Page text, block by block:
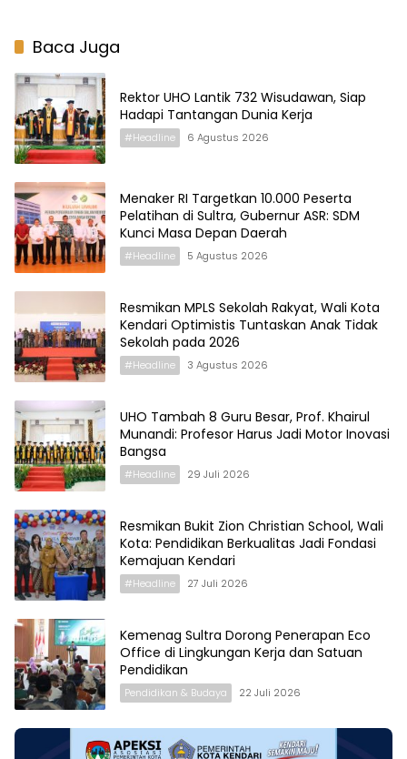
Baca Juga
Rektor UHO Lantik 732 Wisudawan, Siap
Hadapi Tantangan Dunia Kerja
#Headline 6 Agustus 2026
Menaker RI Targetkan 10.000 Peserta
Pelatihan di Sultra, Gubernur ASR: SDM
Kunci Masa Depan Daerah
#Headline 5 Agustus 2026
Resmikan MPLS Sekolah Rakyat, Wali Kota
Kendari Optimistis Tuntaskan Anak Tidak
Sekolah pada 2026
#Headline 3 Agustus 2026
UHO Tambah 8 Guru Besar, Prof. Khairul
Munandi: Profesor Harus Jadi Motor Inovasi
Bangsa
#Headline 29 Juli 2026
Resmikan Bukit Zion Christian School, Wali
Kota: Pendidikan Berkualitas Jadi Fondasi
Kemajuan Kendari
#Headline 27 Juli 2026
Kemenag Sultra Dorong Penerapan Eco
Office di Lingkungan Kerja dan Satuan
Pendidikan
Pendidikan & Budaya 22 Juli 2026